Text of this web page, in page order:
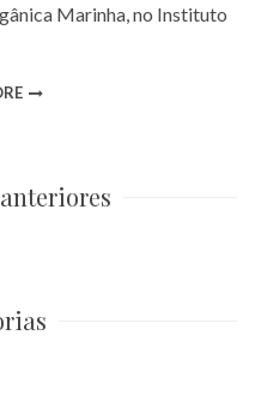
Marinha, no Instituto